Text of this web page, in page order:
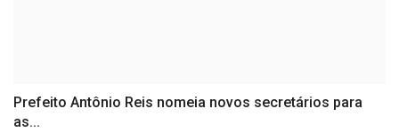
Prefeito Antônio Reis nomeia novos secretários para
as...